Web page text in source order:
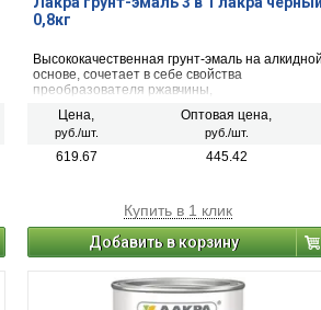
0,8кг
Высококачественная грунт-эмаль на алкидной
основе, сочетает в себе свойства
преобразователя ржавчины,
эмали.Цена,
руб./шт.
Оптовая цена,
руб./шт.
619.67 445.42
Купить в 1 клик
Добавить в корзину